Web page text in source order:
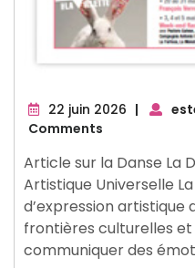
22 juin 2026 22
|
Comments
Article sur la Danse La
Artistique Universelle
d’expression artistique
frontières culturelles et
communiquer des